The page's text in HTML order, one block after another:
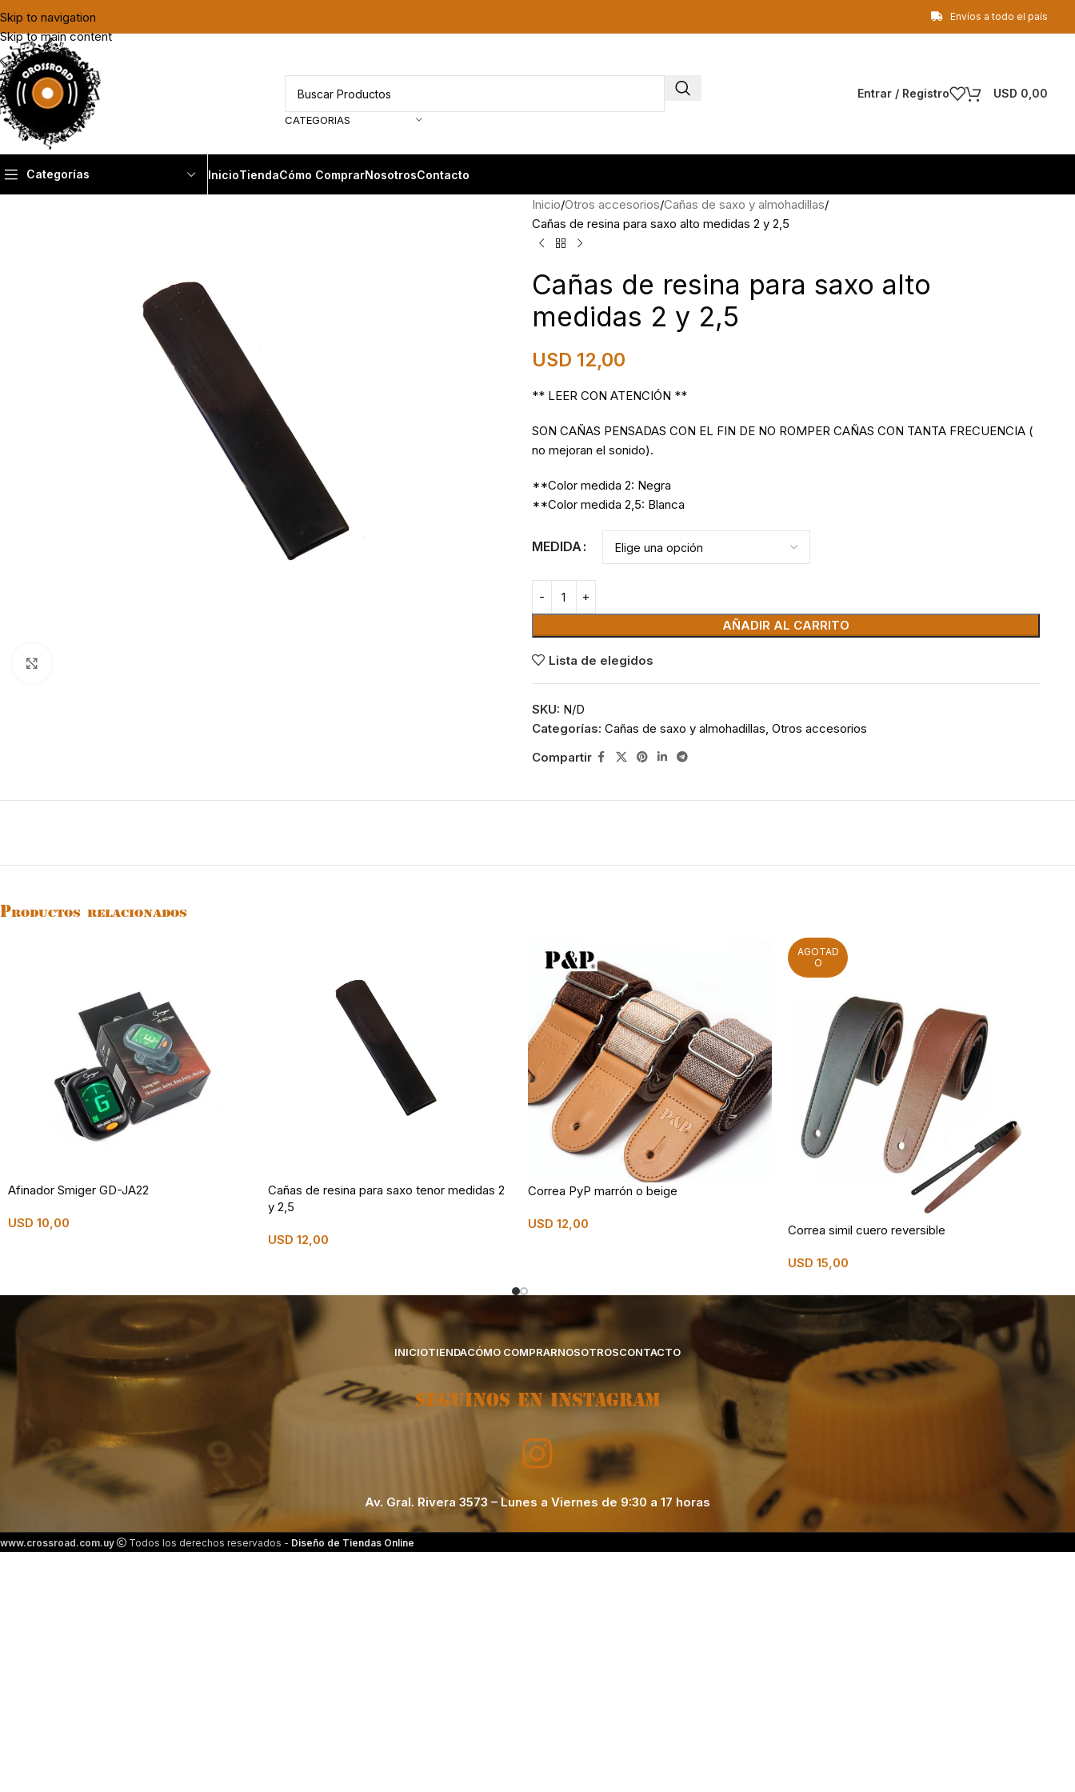
Skip to navigation
Skip to main content
Envíos a todo el país
CATEGORIAS
Entrar / Registro USD 0,00
Categorías InicioTiendaCómo ComprarNosotrosContacto
Inicio Otros accesorios Cañas de saxo y almohadillas
Cañas de resina para saxo alto medidas 2 y 2,5
Cañas de resina para saxo alto
medidas 2 y 2,5
USD 12,00
** LEER CON ATENCIÓN **
SON CAÑAS PENSADAS CON EL FIN DE NO ROMPER CAÑAS CON TANTA FRECUENCIA (
no mejoran el sonido).
**Color medida 2: Negra
**Color medida 2,5: Blanca
MEDIDA
AÑADIR AL CARRITO
Lista de elegidos
SKU: N/D
Categorías: Cañas de saxo y almohadillas, Otros accesorios
Compartir
Productos relacionados
Afinador Smiger GD-JA22
USD 10,00
Cañas de resina para saxo tenor medidas 2
y 2,5
USD 12,00
Correa PyP marrón o beige
USD 12,00
AGOTAD
O
Correa simil cuero reversible
USD 15,00
INICIOTIENDACÓMO COMPRARNOSOTROSCONTACTO
SEGUINOS EN INSTAGRAM
Av. Gral. Rivera 3573 – Lunes a Viernes de 9:30 a 17 horas
www.crossroad.com.uy Todos los derechos reservados - Diseño de Tiendas Online